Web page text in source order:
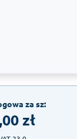
za sz:
zł